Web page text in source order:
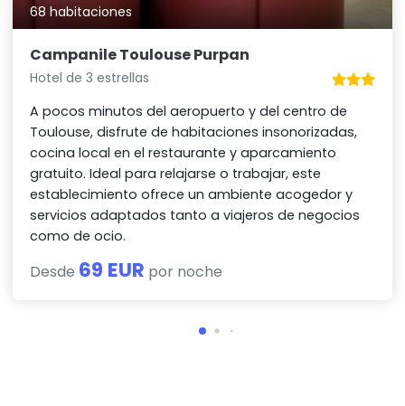
68 habitaciones
Campanile Toulouse Purpan
Hotel de 3 estrellas
A pocos minutos del aeropuerto y del centro de
Toulouse, disfrute de habitaciones insonorizadas,
cocina local en el restaurante y aparcamiento
gratuito. Ideal para relajarse o trabajar, este
establecimiento ofrece un ambiente acogedor y
servicios adaptados tanto a viajeros de negocios
como de ocio.
Desde 69 EUR por noche